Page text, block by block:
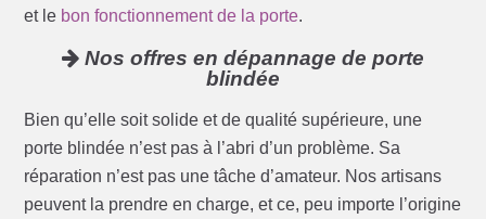
et le bon fonctionnement de la porte.
Nos offres en dépannage de porte
blindée
Bien qu’elle soit solide et de qualité supérieure, une
porte blindée n’est pas à l’abri d’un problème. Sa
réparation n’est pas une tâche d’amateur. Nos artisans
peuvent la prendre en charge, et ce, peu importe l’origine